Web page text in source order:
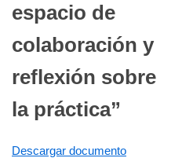
espacio de
colaboración y
reflexión sobre
la práctica”
Descargar documento